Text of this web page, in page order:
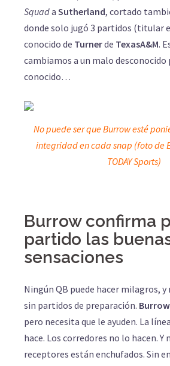
Squada Sutherland, cortado
donde solo jugó 3 partidos (titular
conocido de Turnerde TexasA&M.
cambiamos a un malo desconocido
conocido…
No puede ser que Burrow esté
integridad en cada snap (foto de
TODAY Sports)
Burrow confirma
partido las
sensaciones
Ningún QB puede hacer milagros,
sin partidos de preparación. Burrow
pero necesita que le ayuden. La
hace. Los corredores no lo hacen. Y
receptores están enchufados. Sin